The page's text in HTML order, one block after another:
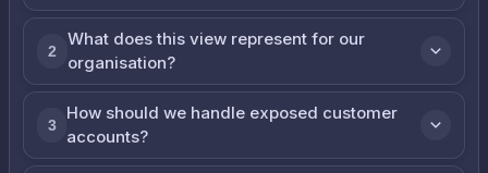
2
What does this view represent for our
organisation?
3
How should we handle exposed customer
accounts?